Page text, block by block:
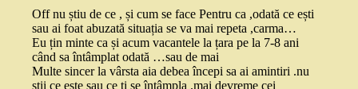
Off nu știu de ce , și cum se face Pentru ca ,odată ce ești
sau ai foat abuzată situația se va mai repeta ,carma…
Eu țin minte ca și acum vacantele la țara pe la 7-8 ani
când sa întâmplat odată …sau de mai
Multe sincer la vârsta aia debea începi sa ai amintiri .nu
știi ce este sau ce ți se întâmpla .mai devreme cei